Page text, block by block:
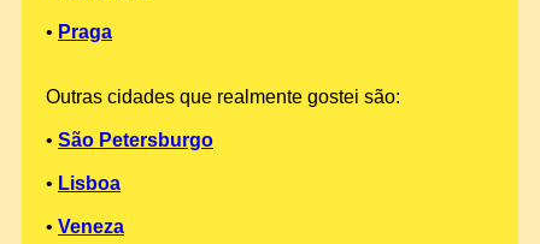
• Praga
Outras cidades que realmente gostei são:
• São Petersburgo
• Lisboa
• Veneza